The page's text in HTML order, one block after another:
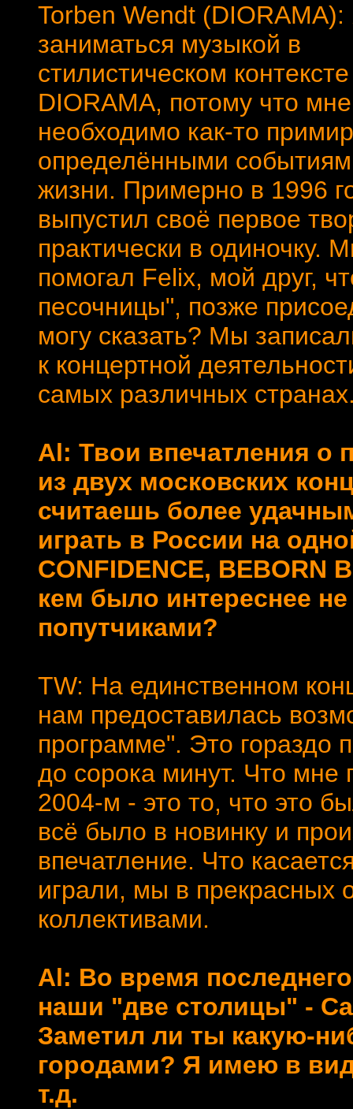
Torben Wendt
заниматься музыкой в
стилистическом контексте
DIORAMA, потому что
необходимо как-то
определёнными
жизни. Примерно в 1996
выпустил своё первое
практически в одиночку.
помогал Felix, мой друг,
песочницы", позже
могу сказать? Мы
к концертной
самых различных
Al: Твои впечатления о
из двух московских
считаешь более
играть в России на
CONFIDENCE, BEBORN
кем было интереснее
попутчиками?
TW: На единственном
нам предоставилась
программе". Это гораздо
до сорока минут. Что
2004-м - это то, что это
всё было в новинку и
впечатление. Что
играли, мы в прекрасных
коллективами.
Al: Во время
наши "две столицы" -
Заметил ли ты какую-
городами? Я имею в
т.д.